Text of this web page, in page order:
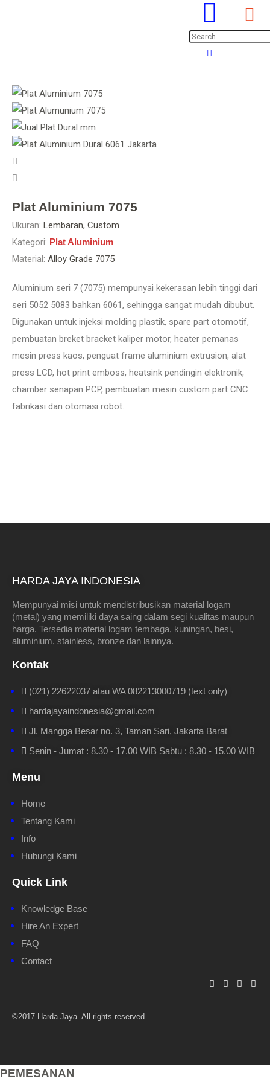
Plat Aluminium 7075
Ukuran: Lembaran, Custom
Kategori: Plat Aluminium
Material: Alloy Grade 7075
Aluminium seri 7 (7075) mempunyai kekerasan lebih tinggi dari
seri 5052 5083 bahkan 6061, sehingga sangat mudah dibubut.
Digunakan untuk injeksi molding plastik, spare part otomotif,
pembuatan breket bracket kaliper motor, heater pemanas
mesin press kaos, penguat frame aluminium extrusion, alat
press LCD, hot print emboss, heatsink pendingin elektronik,
chamber senapan PCP, pembuatan mesin custom part CNC
fabrikasi dan otomasi robot.
HARDA JAYA INDONESIA
Mempunyai misi untuk mendistribusikan material logam
(metal) yang memiliki daya saing dalam segi kualitas maupun
harga. Tersedia material logam tembaga, kuningan, besi,
aluminium, stainless, bronze dan lainnya.
Kontak
(021) 22622037 atau WA 082213000719 (text only)
hardajayaindonesia@gmail.com
Jl. Mangga Besar no. 3, Taman Sari, Jakarta Barat
Senin - Jumat : 8.30 - 17.00 WIB Sabtu : 8.30 - 15.00 WIB
Menu
Home
Tentang Kami
Info
Hubungi Kami
Quick Link
Knowledge Base
Hire An Expert
FAQ
Contact
©2017 Harda Jaya. All rights reserved.
PEMESANAN